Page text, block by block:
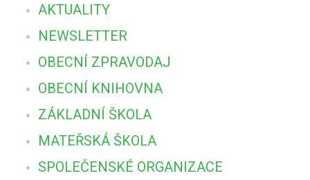
AKTUALITY
NEWSLETTER
OBECNÍ ZPRAVODAJ
OBECNÍ KNIHOVNA
ZÁKLADNÍ ŠKOLA
MATEŘSKÁ ŠKOLA
SPOLEČENSKÉ ORGANIZACE